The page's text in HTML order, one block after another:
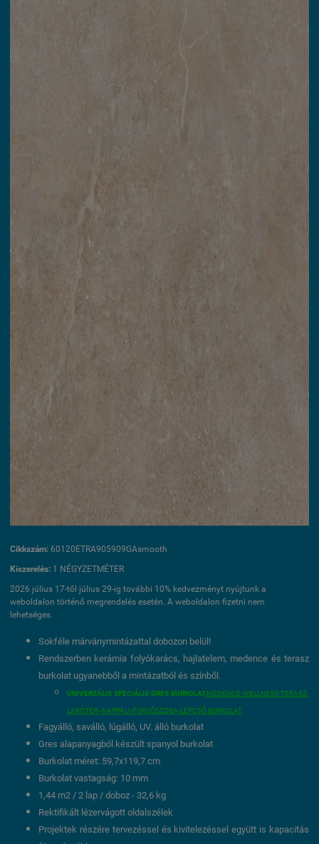
Cikkszám: 60120ETRA905909GAsmooth
Kiszerelés: 1 NÉGYZETMÉTER
2026 július 17-től július 29-ig további 10% kedvezményt nyújtunk a
weboldalon történő megrendelés esetén. A weboldalon fizetni nem
lehetséges.
Sokféle márványmintázattal dobozon belül!
Rendszerben kerámia folyókarács, hajlatelem, medence és terasz
burkolat ugyanebből a mintázatból és színből.
UNIVERZÁLIS SPECIÁLIS GRES BURKOLAT,MEDENCE-WELLNESS-TERASZ-
LAKÓTÉR--NAPPALI-FÜRDŐSZOBA-LÉPCSŐ BURKOLAT
Fagyálló, saválló, lúgálló, UV. álló burkolat
Gres alapanyagból készült spanyol burkolat
Burkolat méret: 59,7x119,7 cm
Burkolat vastagság: 10 mm
1,44 m2 / 2 lap / doboz - 32,6 kg
Rektifikált lézervágott oldalszélek
Projektek részére tervezéssel és kivitelezéssel együtt is kapacitás